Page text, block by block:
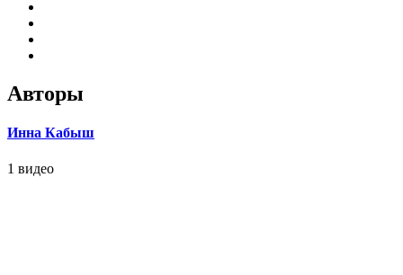
Авторы
Инна Кабыш
1 видео